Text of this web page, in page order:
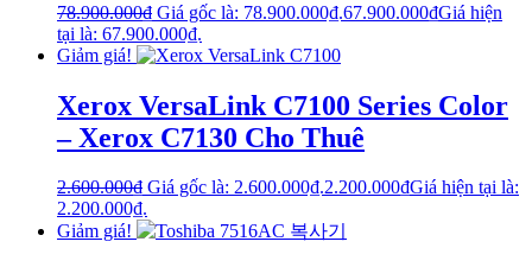
78.900.000₫ Giá gốc là: 78.900.000₫.67.900.000₫Giá hiện
tại là: 67.900.000₫.
Giảm giá!
Xerox VersaLink C7100 Series Color
– Xerox C7130 Cho Thuê
2.600.000₫ Giá gốc là: 2.600.000₫.2.200.000₫Giá hiện tại là:
2.200.000₫.
Giảm giá!